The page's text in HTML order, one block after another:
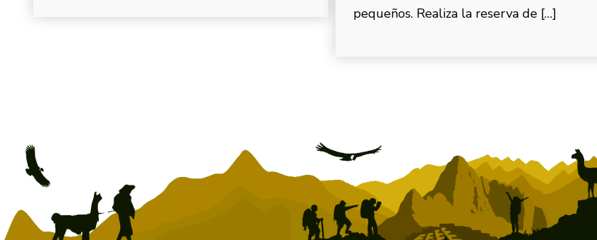
pequeños. Realiza la reserva de […]